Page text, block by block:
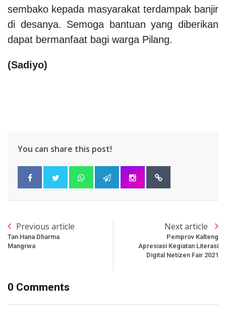
sembako kepada masyarakat terdampak banjir
di desanya. Semoga bantuan yang diberikan
dapat bermanfaat bagi warga Pilang.
(Sadiyo)
You can share this post!
Previous article
Tan Hana Dharma
Mangrwa
Next article
Pemprov Kalteng
Apresiasi Kegiatan Literasi
Digital Netizen Fair 2021
0 Comments